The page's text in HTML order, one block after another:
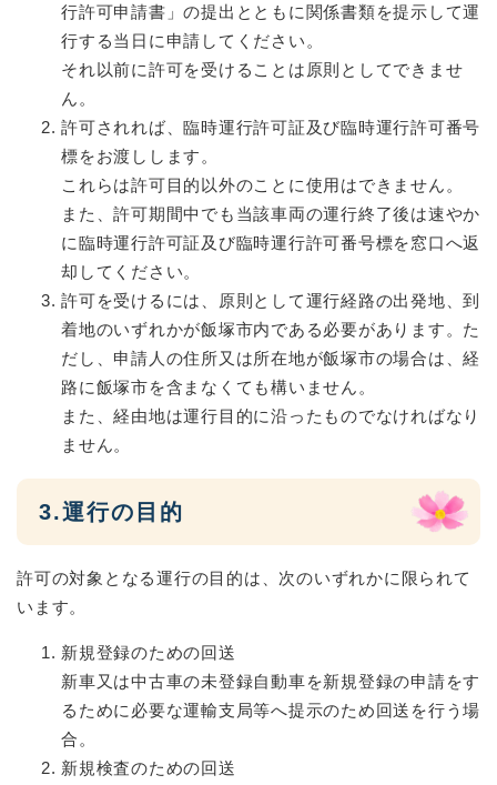
行許可申請書」の提出とともに関係書類を提示して運
行する当日に申請してください。
それ以前に許可を受けることは原則としてできませ
ん。
許可されれば、臨時運行許可証及び臨時運行許可番号
標をお渡しします。
これらは許可目的以外のことに使用はできません。
また、許可期間中でも当該車両の運行終了後は速やか
に臨時運行許可証及び臨時運行許可番号標を窓口へ返
却してください。
許可を受けるには、原則として運行経路の出発地、到
着地のいずれかが飯塚市内である必要があります。た
だし、申請人の住所又は所在地が飯塚市の場合は、経
路に飯塚市を含まなくても構いません。
また、経由地は運行目的に沿ったものでなければなり
ません。
3.運行の目的
許可の対象となる運行の目的は、次のいずれかに限られて
います。
新規登録のための回送
新車又は中古車の未登録自動車を新規登録の申請をす
るために必要な運輸支局等へ提示のため回送を行う場
合。
新規検査のための回送